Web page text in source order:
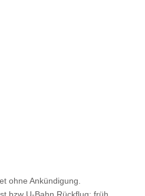
ohne Ankündigung.